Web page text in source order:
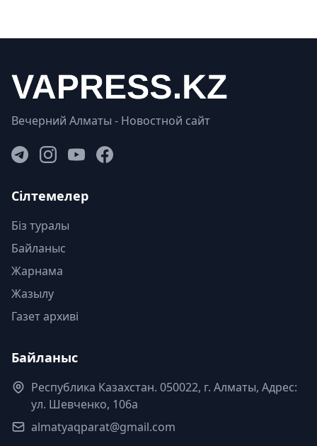
Вечерний Алматы - Новостной сайт
Сілтемелер
Біз туралы
Байланыс
Жарнама
Жазылу
Газет архиві
Байланыс
Республика Казахстан. 050022, г. Алматы, Адрес:
ул. Шевченко, 106а
almatyaqparat@gmail.com